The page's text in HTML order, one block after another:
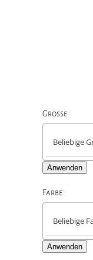
Grösse
Anwenden
Farbe
Anwenden